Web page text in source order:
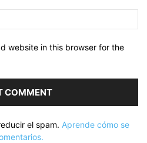
website in this browser for the
el spam. Aprende cómo se